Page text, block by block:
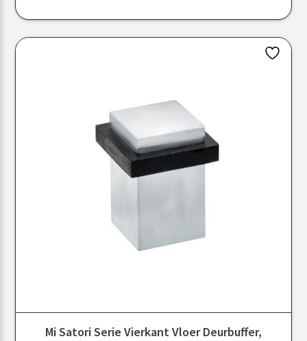
Mi Satori Serie Vierkant Vloer Deurbuffer,